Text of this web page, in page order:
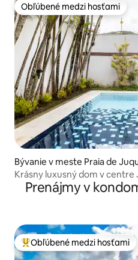
Obľúbené medzi hosťami
Obľúbené medzi hosťami
Bývanie v meste Praia de
Krásny luxusný dom v centre
Prenájmy v
Najobľúbenejšie medzi hosťami
Obľúbené medzi hosťami